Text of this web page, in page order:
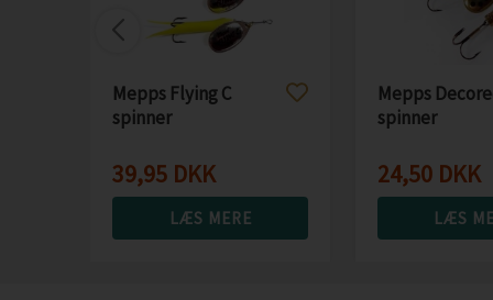
Mepps Flying C
spinner
39,95 DKK
LÆS MERE
Mepps
spinner
24,50 DKK
LÆS